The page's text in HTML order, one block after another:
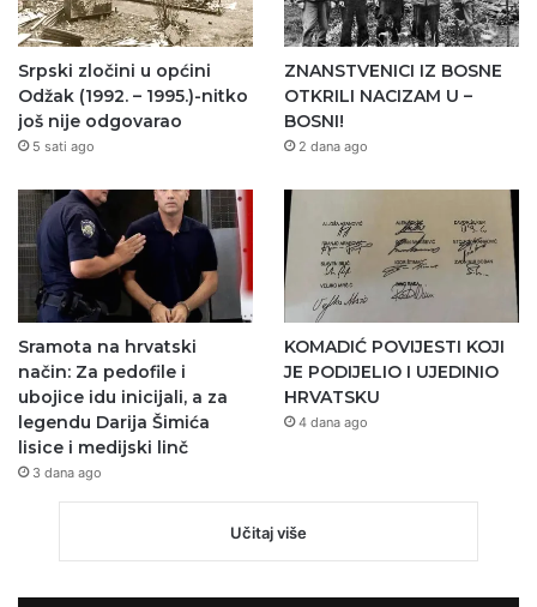
Srpski zločini u općini
Odžak (1992. – 1995.)-nitko
još nije odgovarao
5 sati ago
ZNANSTVENICI IZ BOSNE
OTKRILI NACIZAM U –
BOSNI!
2 dana ago
Sramota na hrvatski
način: Za pedofile i
ubojice idu inicijali, a za
legendu Darija Šimića
lisice i medijski linč
3 dana ago
KOMADIĆ POVIJESTI KOJI
JE PODIJELIO I UJEDINIO
HRVATSKU
4 dana ago
Učitaj više